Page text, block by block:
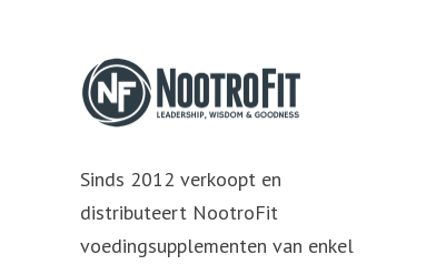
Sinds 2012 verkoopt en
distributeert NootroFit
voedingsupplementen van enkel